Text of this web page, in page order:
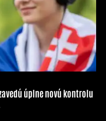
úplne novú kontrolu